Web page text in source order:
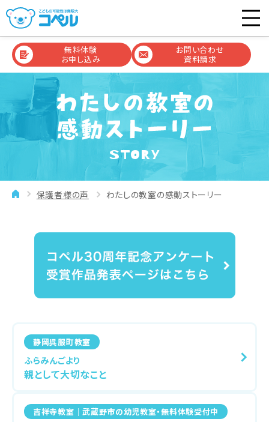
無料体験
お申し込み
お問い合わせ
資料請求
STORY
保護者様の声 わたしの教室の感動ストーリー
静岡呉服町教室
ふらみんごより
親として大切なこと
吉祥寺教室｜武蔵野市の幼児教室・無料体験受付中